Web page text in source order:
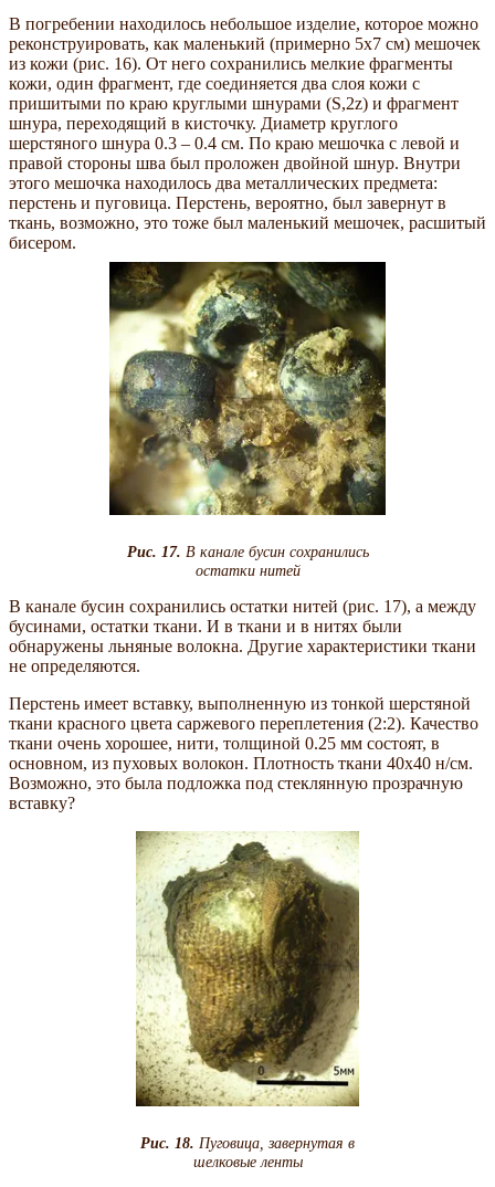
В погребении находилось небольшое изделие, которое можно
реконструировать, как маленький (примерно 5х7 см) мешочек
из кожи (рис. 16). От него сохранились мелкие фрагменты
кожи, один фрагмент, где соединяется два слоя кожи с
пришитыми по краю круглыми шнурами (S,2z) и фрагмент
шнура, переходящий в кисточку. Диаметр круглого
шерстяного шнура 0.3 – 0.4 см. По краю мешочка с левой и
правой стороны шва был проложен двойной шнур. Внутри
этого мешочка находилось два металлических предмета:
перстень и пуговица. Перстень, вероятно, был завернут в
ткань, возможно, это тоже был маленький мешочек, расшитый
бисером.
Рис. 17. В канале бусин сохранились
остатки нитей
В канале бусин сохранились остатки нитей (рис. 17), а между
бусинами, остатки ткани. И в ткани и в нитях были
обнаружены льняные волокна. Другие характеристики ткани
не определяются.
Перстень имеет вставку, выполненную из тонкой шерстяной
ткани красного цвета саржевого переплетения (2:2). Качество
ткани очень хорошее, нити, толщиной 0.25 мм состоят, в
основном, из пуховых волокон. Плотность ткани 40х40 н/см.
Возможно, это была подложка под стеклянную прозрачную
вставку?
Рис. 18. Пуговица, завернутая в
шелковые ленты